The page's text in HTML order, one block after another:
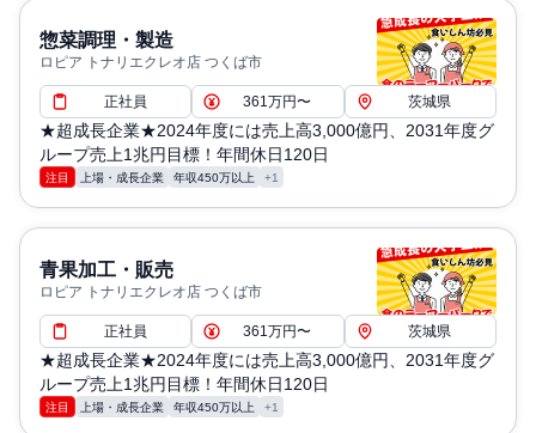
惣菜調理・製造
ロピア トナリエクレオ店 つくば市
正社員 361万円〜 茨城県
★超成長企業★2024年度には売上高3,000億円、2031年度グ
ループ売上1兆円目標！年間休日120日
注目 上場・成長企業 年収450万以上 +1
青果加工・販売
ロピア トナリエクレオ店 つくば市
正社員 361万円〜 茨城県
★超成長企業★2024年度には売上高3,000億円、2031年度グ
ループ売上1兆円目標！年間休日120日
注目 上場・成長企業 年収450万以上 +1